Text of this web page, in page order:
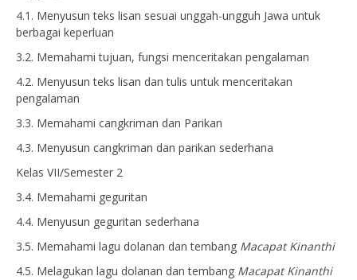
4.1. Menyusun teks lisan sesuai unggah-ungguh Jawa untuk
berbagai keperluan
3.2. Memahami tujuan, fungsi menceritakan pengalaman
4.2. Menyusun teks lisan dan tulis untuk menceritakan
pengalaman
3.3. Memahami cangkriman dan Parikan
4.3. Menyusun cangkriman dan parikan sederhana
Kelas VII/Semester 2
3.4. Memahami geguritan
4.4. Menyusun geguritan sederhana
3.5. Memahami lagu dolanan dan tembang Macapat Kinanthi
4.5. Melagukan lagu dolanan dan tembang Macapat Kinanthi